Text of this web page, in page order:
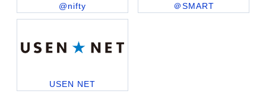
@nifty ＠SMART
USEN NET